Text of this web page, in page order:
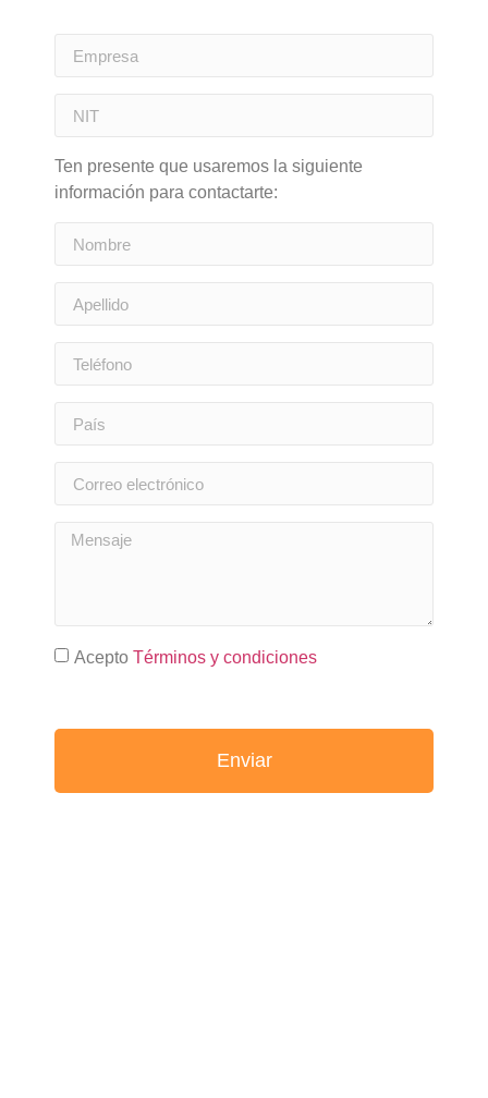
Ten presente que usaremos la siguiente
información para contactarte:
Acepto Términos y condiciones
Enviar